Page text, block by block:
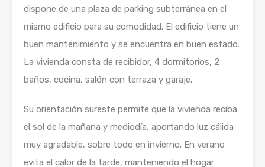
dispone de una plaza de parking subterránea en el
mismo edificio para su comodidad. El edificio tiene un
buen mantenimiento y se encuentra en buen estado.
La vivienda consta de recibidor, 4 dormitorios, 2
baños, cocina, salón con terraza y garaje.
Su orientación sureste permite que la vivienda reciba
el sol de la mañana y mediodía, aportando luz cálida
muy agradable, sobre todo en invierno. En verano
evita el calor de la tarde, manteniendo el hogar